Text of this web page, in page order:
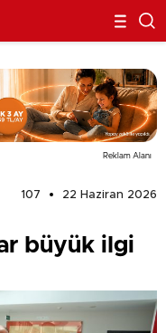
Reklam Alanı
107
22 Haziran 2026
büyük ilgi